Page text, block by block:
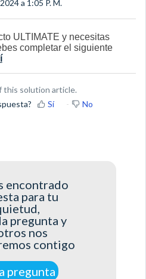
a 1:05 P. M.
ULTIMATE y necesitas
completar el siguiente
this solution article.
Sí No
encontrado
para tu
pregunta y
nos
contigo
pregunta